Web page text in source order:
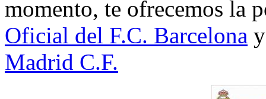
momento, te ofrecemos la
Oficial del F.C. Barcelona
Madrid C.F.